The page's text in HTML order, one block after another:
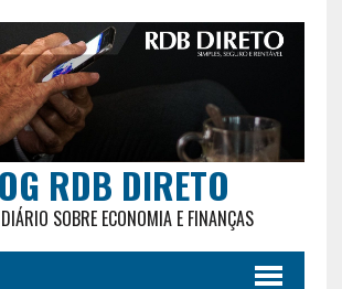
RDB DIRETO
SOBRE ECONOMIA E FINANÇAS